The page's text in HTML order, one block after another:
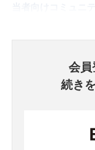
会
続き